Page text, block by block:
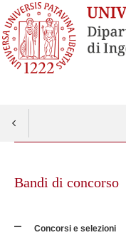
contentBandi di concorso
Concorsi e selezioni